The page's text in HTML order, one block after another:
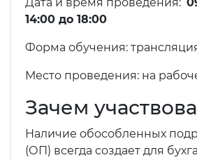
14:00 до 18:00
Форма обучения:
Место проведения: на
Зачем
Наличие обособленных
(ОП) всегда создает для